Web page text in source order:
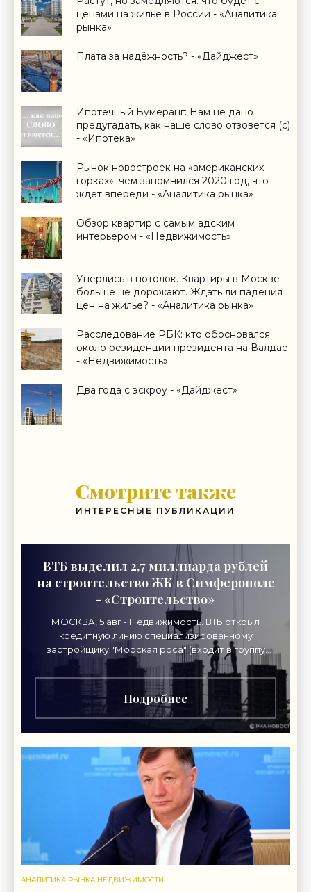
ценами на жилье в России - «Аналитика
рынка»
Плата за надёжность? - «Дайджест»
Ипотечный Бумеранг: Нам не дано
предугадать, как наше слово отзовется (с)
- «Ипотека»
Рынок новостроек на «американских
горках»: чем запомнился 2020 год, что
ждет впереди - «Аналитика рынка»
Обзор квартир с самым адским
интерьером - «Недвижимость»
Уперлись в потолок. Квартиры в Москве
больше не дорожают. Ждать ли падения
цен на жилье? - «Аналитика рынка»
Расследование РБК: кто обосновался
около резиденции президента на Валдае
- «Недвижимость»
Два года с эскроу - «Дайджест»
Смотрите также
ИНТЕРЕСНЫЕ ПУБЛИКАЦИИ
ВТБ выделил 2,7 миллиарда рублей
на строительство ЖК в Симферополе
- «Строительство»
МОСКВА, 5 авг - Недвижимость. ВТБ открыл
кредитную линию специализированному
застройщику "Морская роса" (входит в группу
"Монолит") в 2,7 миллиарда рублей для
Подробнее
АНАЛИТИКА РЫНКА НЕДВИЖИМОСТИ